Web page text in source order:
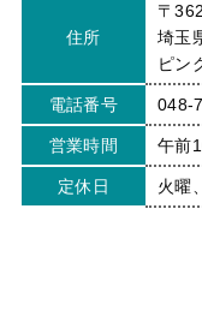
住所
〒
埼玉
ピン
電話番号 048-
営業時間 午前
定休日 火曜